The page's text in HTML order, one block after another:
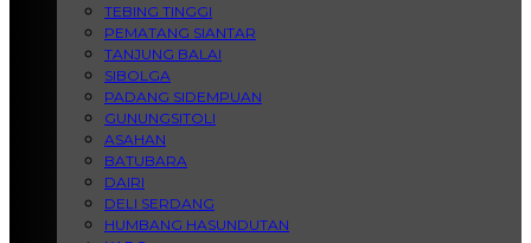
TEBING TINGGI
PEMATANG SIANTAR
TANJUNG BALAI
SIBOLGA
PADANG SIDEMPUAN
GUNUNGSITOLI
ASAHAN
BATUBARA
DAIRI
DELI SERDANG
HUMBANG HASUNDUTAN